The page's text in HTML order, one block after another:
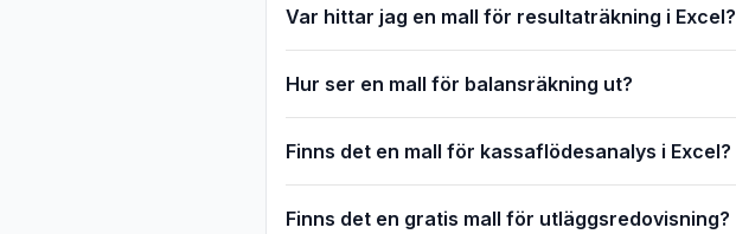
Var hittar jag en mall för resultaträkning i Excel?
Hur ser en mall för balansräkning ut?
Finns det en mall för kassaflödesanalys i Excel?
Finns det en gratis mall för utläggsredovisning?